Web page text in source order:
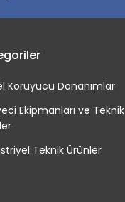
Koruyucu Donanımlar
Ekipmanları ve Teknik
Teknik Ürünler